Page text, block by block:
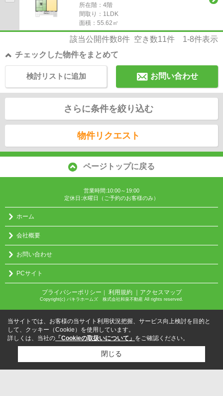
所在階：4階
間取り：1LDK
面積：55.62㎡
該当公開件数8件 空き数11件 1-8件表示
チェックした物件をまとめて
お問い合わせ
検討リストに追加
さらに条件を絞り込む
物件リクエスト
ページトップに戻る
営業時間:10:00～19:00
定休日:水曜日（ご予約のお客様のみ）
ホーム
会社概要
お問い合わせ
PCサイト
プライバシーポリシー ｜ 利用規約 ｜アクセスマップ
Copyright(c) パキラホームズ 株式会社和泉不動産 All rights reserved.
当サイトでは、お客様の当サイト利用状況把握、サービス向上検討を目的と
して、クッキー（Cookie）を使用しています。
詳しくは、当社の 「Cookieの取扱いについて」 をご確認ください。
閉じる